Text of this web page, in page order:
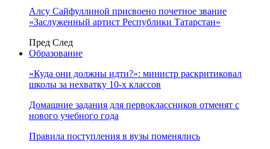
Алсу Сайфуллиной присвоено почетное звание
«Заслуженный артист Республики Татарстан»
Пред След
Образование
«Куда они должны идти?»: министр раскритиковал
школы за нехватку 10-х классов
Домашние задания для первоклассников отменят с
нового учебного года
Правила поступления в вузы поменялись